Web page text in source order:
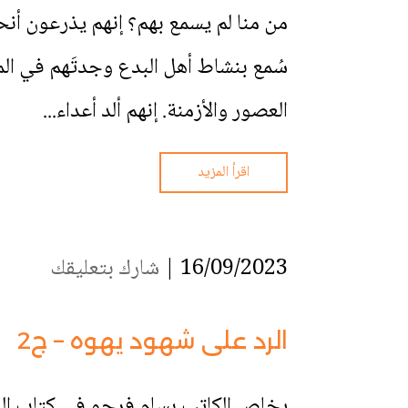
من منا لم يسمع بهم؟ إنهم يذرعون
سُمع بنشاط أهل البدع وجدتَهم في
العصور والأزمنة. إنهم ألد أعداء...
اقرأ المزيد
16/09/2023 | شارك بتعليقك
الرد على شهود يهوه – ج2